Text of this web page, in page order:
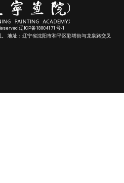
辽ICP备18004171号-1
地址：辽宁省沈阳市和平区彩塔街与龙泉路交叉